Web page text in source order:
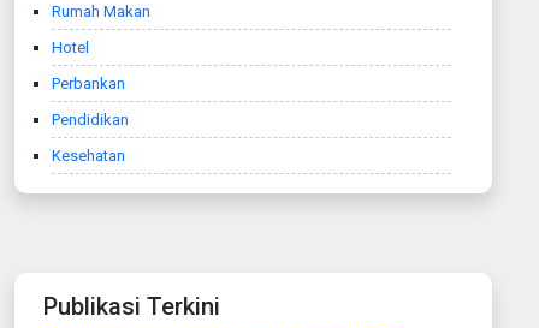
Rumah Makan
Hotel
Perbankan
Pendidikan
Kesehatan
Publikasi Terkini